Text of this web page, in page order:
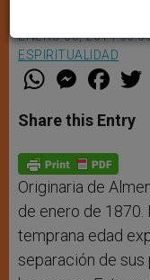
ENERO 05, 2014
ESPIRITUALIDAD
W
t
s
p
p
M
e
s
e
g
e
r
F
a
e
b
o
k
Share this Entry
Originaria de
de enero de 1870.
temprana edad
separación de